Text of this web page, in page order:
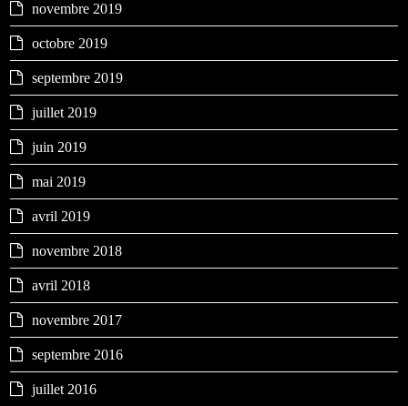
novembre 2019
octobre 2019
septembre 2019
juillet 2019
juin 2019
mai 2019
avril 2019
novembre 2018
avril 2018
novembre 2017
septembre 2016
juillet 2016